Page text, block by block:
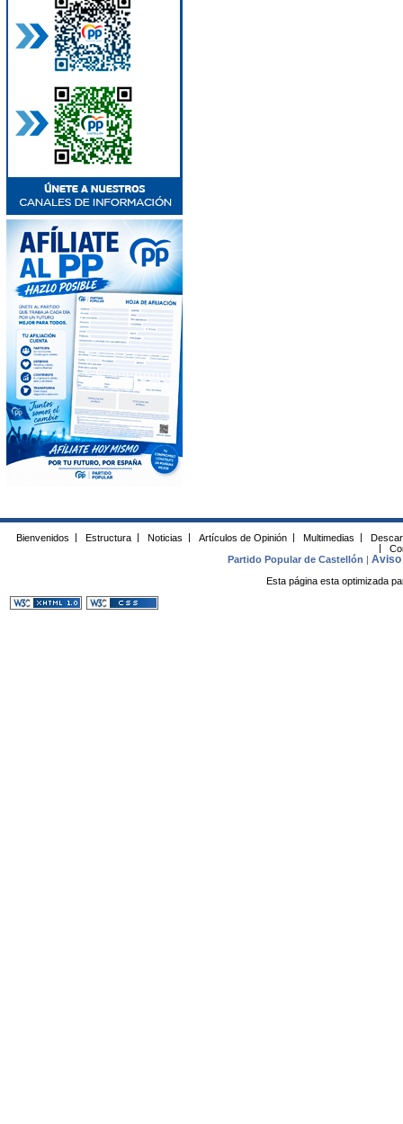
Bienvenidos | Estructura | Noticias | Artículos de Opinión | Multimedias |
|
Partido Popular de Castellón |Aviso
Esta página esta optimizada